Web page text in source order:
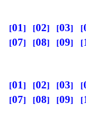
01 02 03
07
08 09
01 02 03
07
08 09